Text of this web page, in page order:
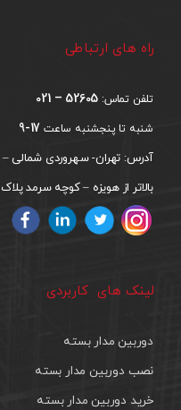
راه های ارتباطی
تلفن تماس: 52605 – 021
شنبه تا پنجشنبه ساعت 17-9
آدرس: تهران- سهروردی شمالی –
بالاتر از هویزه – کوچه سرمد پلاک
لینک های کاربردی
دوربین مدار بسته
نصب دوربین مدار بسته
خرید دوربین مدار بسته